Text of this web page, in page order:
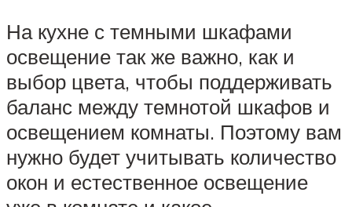
На кухне с темными шкафами
освещение так же важно, как и
выбор цвета, чтобы поддерживать
баланс между темнотой шкафов и
освещением комнаты. Поэтому вам
нужно будет учитывать количество
окон и естественное освещение